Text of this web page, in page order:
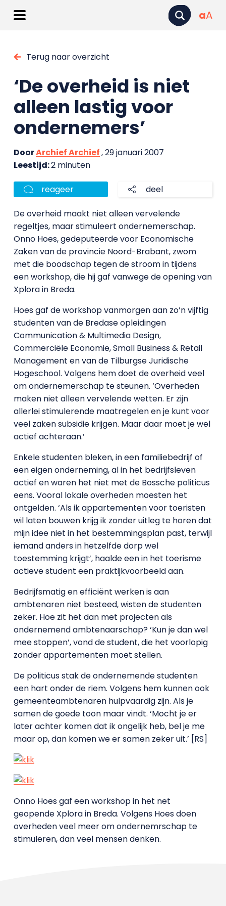
aA
Terug naar overzicht
‘De overheid is niet
alleen lastig voor
ondernemers’
DoorArchief Archief, 29 januari 2007
Leestijd:2 minuten
reageer deel
De overheid maakt niet alleen vervelende
regeltjes, maar stimuleert ondernemerschap.
Onno Hoes, gedeputeerde voor Economische
Zaken van de provincie Noord-Brabant, zwom
met die boodschap tegen de stroom in tijdens
een workshop, die hij gaf vanwege de opening van
Xplora in Breda.
Hoes gaf de workshop vanmorgen aan zo’n vijftig
studenten van de Bredase opleidingen
Communication & Multimedia Design,
Commerciële Economie, Small Business & Retail
Management en van de Tilburgse Juridische
Hogeschool. Volgens hem doet de overheid veel
om ondernemerschap te steunen. ‘Overheden
maken niet alleen vervelende wetten. Er zijn
allerlei stimulerende maatregelen en je kunt voor
veel zaken subsidie krijgen. Maar daar moet je wel
actief achteraan.’
Enkele studenten bleken, in een familiebedrijf of
een eigen onderneming, al in het bedrijfsleven
actief en waren het niet met de Bossche politicus
eens. Vooral lokale overheden moesten het
ontgelden. ‘Als ik appartementen voor toeristen
wil laten bouwen krijg ik zonder uitleg te horen dat
mijn idee niet in het bestemmingsplan past, terwijl
iemand anders in hetzelfde dorp wel
toestemming krijgt’, haalde een in het toerisme
actieve student een praktijkvoorbeeld aan.
Bedrijfsmatig en efficiënt werken is aan
ambtenaren niet besteed, wisten de studenten
zeker. Hoe zit het dan met projecten als
ondernemend ambtenaarschap? ‘Kun je dan wel
mee stoppen’, vond de student, die het voorlopig
zonder appartementen moet stellen.
De politicus stak de ondernemende studenten
een hart onder de riem. Volgens hem kunnen ook
gemeenteambtenaren hulpvaardig zijn. Als je
samen de goede toon maar vindt. ‘Mocht je er
later achter komen dat ik ongelijk heb, bel je me
maar op, dan komen we er samen zeker uit.’ [RS]
Onno Hoes gaf een workshop in het net
geopende Xplora in Breda. Volgens Hoes doen
overheden veel meer om ondernemrschap te
stimuleren, dan veel mensen denken.